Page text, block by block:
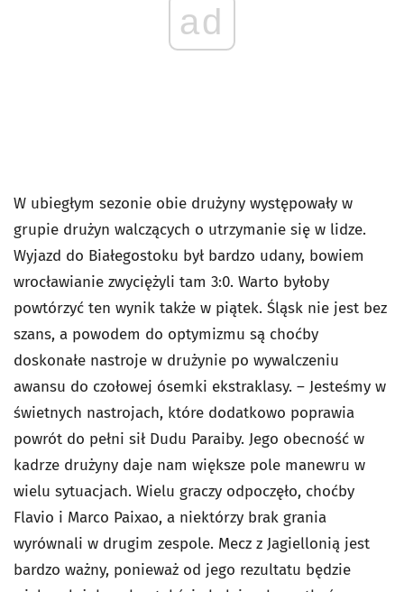
ad
W ubiegłym sezonie obie drużyny występowały w
grupie drużyn walczących o utrzymanie się w lidze.
Wyjazd do Białegostoku był bardzo udany, bowiem
wrocławianie zwyciężyli tam 3:0. Warto byłoby
powtórzyć ten wynik także w piątek. Śląsk nie jest bez
szans, a powodem do optymizmu są choćby
doskonałe nastroje w drużynie po wywalczeniu
awansu do czołowej ósemki ekstraklasy. – Jesteśmy w
świetnych nastrojach, które dodatkowo poprawia
powrót do pełni sił Dudu Paraiby. Jego obecność w
kadrze drużyny daje nam większe pole manewru w
wielu sytuacjach. Wielu graczy odpoczęło, choćby
Flavio i Marco Paixao, a niektórzy brak grania
wyrównali w drugim zespole. Mecz z Jagiellonią jest
bardzo ważny, ponieważ od jego rezultatu będzie